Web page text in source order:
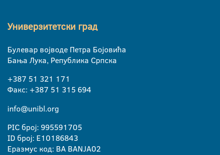
Универзитетски град
Булевар војводе Петра Бојовића
Бања Лука, Република Српска
+387 51 321 171
Факс: +387 51 315 694
info@unibl.org
PIC број: 995591705
ID број: E10186843
Еразмус код: BA BANJA02